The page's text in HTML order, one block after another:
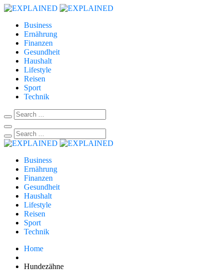
Business
Ernährung
Finanzen
Gesundheit
Haushalt
Lifestyle
Reisen
Sport
Technik
Business
Ernährung
Finanzen
Gesundheit
Haushalt
Lifestyle
Reisen
Sport
Technik
Home
Hundezähne